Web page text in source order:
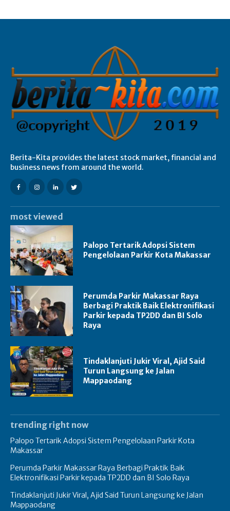
Berita-Kita provides the latest stock market, financial and
business news from around the world.
most viewed
Palopo Tertarik Adopsi Sistem
Pengelolaan Parkir Kota Makassar
Perumda Parkir Makassar Raya
Berbagi Praktik Baik Elektronifikasi
Parkir kepada TP2DD dan BI Solo
Raya
Tindaklanjuti Jukir Viral, Ajid Said
Turun Langsung ke Jalan
Mappaodang
trending right now
Palopo Tertarik Adopsi Sistem Pengelolaan Parkir Kota
Makassar
Perumda Parkir Makassar Raya Berbagi Praktik Baik
Elektronifikasi Parkir kepada TP2DD dan BI Solo Raya
Tindaklanjuti Jukir Viral, Ajid Said Turun Langsung ke Jalan
Mappaodang